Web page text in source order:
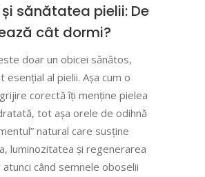
sănătatea pielii: De
cât dormi?
doar un obicei sănătos,
esențial al pielii. Așa cum o
corectă îți menține pielea
tot așa orele de odihnă
natural care susține
luminozitatea și regenerarea
atunci când semnele oboselii